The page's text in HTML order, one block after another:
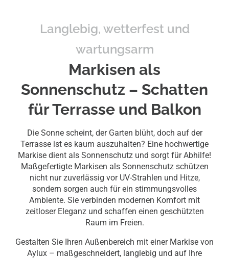
durch maßgeschneiderten
Sonnenschutz für Terrasse und
Balkon.
Filiale finden
Angebot einholen
Langlebig, wetterfest und
wartungsarm
Markisen als
Sonnenschutz – Schatten
für Terrasse und Balkon
Die Sonne scheint, der Garten blüht, doch auf der
Terrasse ist es kaum auszuhalten? Eine hochwertige
Markise dient als Sonnenschutz und sorgt für Abhilfe!
Maßgefertigte Markisen als Sonnenschutz schützen
nicht nur zuverlässig vor UV-Strahlen und Hitze,
sondern sorgen auch für ein stimmungsvolles
Ambiente. Sie verbinden modernen Komfort mit
zeitloser Eleganz und schaffen einen geschützten
Raum im Freien.
Gestalten Sie Ihren Außenbereich mit einer Markise von
Aylux – maßgeschneidert, langlebig und auf Ihre